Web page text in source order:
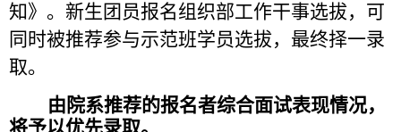
知》。新生团员报名组织部工作干事选拔，可
同时被推荐参与示范班学员选拔，最终择一录
取。
由院系推荐的报名者综合面试表现情况，
将予以优先录取。